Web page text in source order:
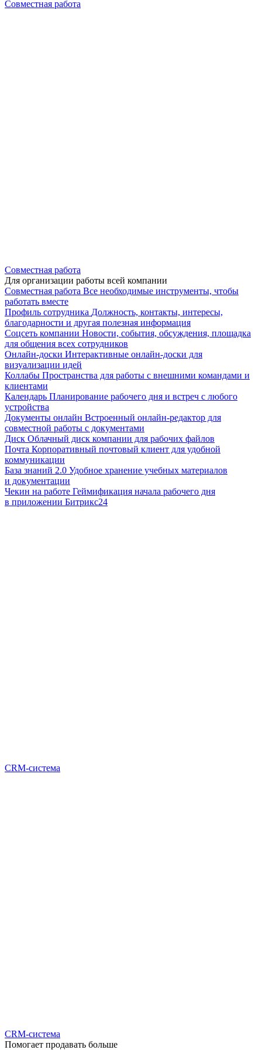
Совместная работа
Совместная работа
Для организации работы всей компании
Совместная работа Все необходимые инструменты, чтобы
работать вместе
Профиль сотрудника Должность, контакты, интересы,
благодарности и другая полезная информация
Соцсеть компании Новости, события, обсуждения, площадка
для общения всех сотрудников
Онлайн-доски Интерактивные онлайн-доски для
визуализации идей
Коллабы Пространства для работы с внешними командами и
клиентами
Календарь Планирование рабочего дня и встреч с любого
устройства
Документы онлайн Встроенный онлайн-редактор для
совместной работы с документами
Диск Облачный диск компании для рабочих файлов
Почта Корпоративный почтовый клиент для удобной
коммуникации
База знаний 2.0 Удобное хранение учебных материалов
и документации
Чекин на работе Геймификация начала рабочего дня
в приложении Битрикс24
CRM-система
CRM-система
Помогает продавать больше